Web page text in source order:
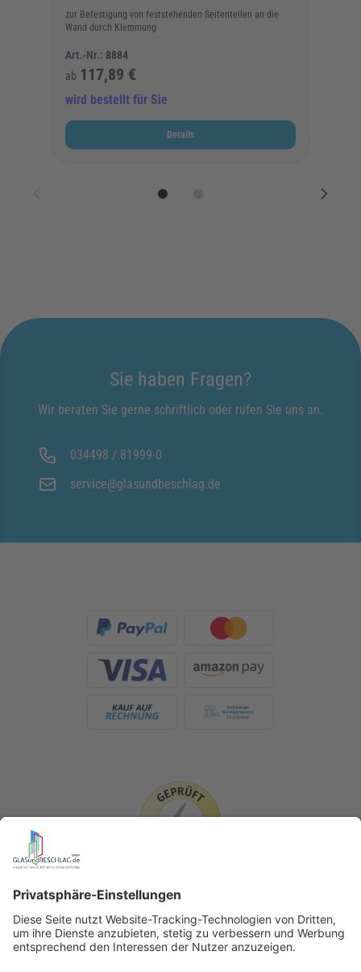
zur Befestigung von feststehenden Seitenteilen an die
Wand durch Klemmung
Art.-Nr.: 8884
ab 117,89 €
wird bestellt für Sie
Details
Sie haben Fragen?
Wir beraten Sie gerne schriftlich oder rufen Sie uns an.
034498 / 81999-0
service@glasundbeschlag.de